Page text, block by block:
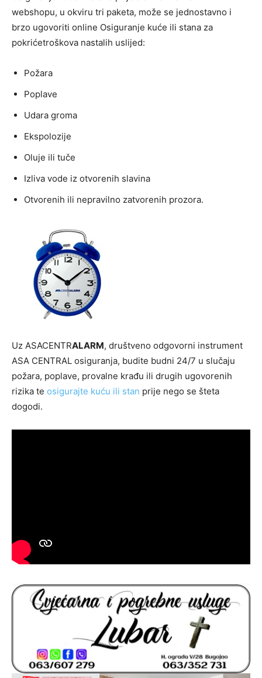
webshopu, u okviru tri paketa, može se jednostavno i
brzo ugovoriti online Osiguranje kuće ili stana za
pokrićetroškova nastalih uslijed:
Požara
Poplave
Udara groma
Ekspolozije
Oluje ili tuče
Izliva vode iz otvorenih slavina
Otvorenih ili nepravilno zatvorenih prozora.
Uz ASACENTRALARM, društveno odgovorni instrument
ASA CENTRAL osiguranja, budite budni 24/7 u slučaju
požara, poplave, provalne krađu ili drugih ugovorenih
rizika te osigurajte kuću ili stan prije nego se šteta
dogodi.